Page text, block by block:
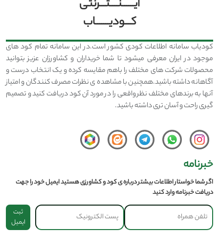
ایــــــنــــتـــرنتی
کـــودیـــــــاب
کودیاب سامانه اطلاعات کودی کشور است.در این سامانه تمام کود های
موجود در ایران معرفی میشود تا شما خریداران و کشاورزان عزیز بتوانید
محصولات شرکت های مختلف را باهم مقایسه کرده و یک انتخاب درست و
آگاهانه داشته باشید.همچنین با مشاهده ی نظرات مصرف کنندگان و امتیاز
آنها به برندهای مختلف نظر واقعی را در مورد آن کود دریافت کنید و تصمیم
گیری راحت و آسان تری داشته باشید.
خبرنامه
اگر شما خواستار اطلاعات بیشتر درباره ی کود و کشاورزی هستید ایمیل خود را جهت
دریافت خبرنامه وارد کنید
ثبت
ایمیل